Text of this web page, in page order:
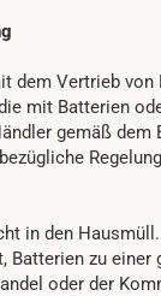
dem Vertrieb von
mit Batterien
gemäß dem
in den
Batterien zu einer
oder der